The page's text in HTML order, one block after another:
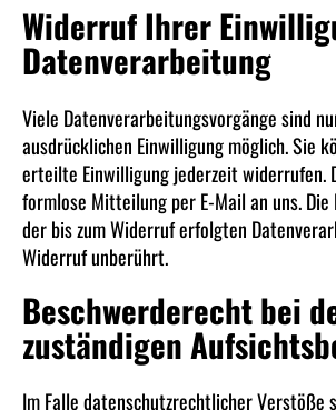
Widerruf Ihrer
Datenverarbeitung
Viele Datenverarbeitungsvorgänge sind
ausdrücklichen Einwilligung möglich. Sie
erteilte Einwilligung jederzeit widerrufen.
formlose Mitteilung per E-Mail an uns.
der bis zum Widerruf erfolgten
Widerruf unberührt.
Beschwerderecht bei
zuständigen
Im Falle datenschutzrechtlicher Verstöße